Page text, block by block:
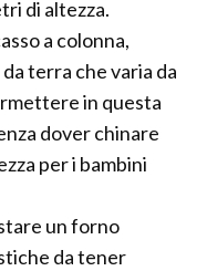
di altezza.
a colonna,
terra che varia da
in questa
dover chinare
per i bambini
un forno
da tener